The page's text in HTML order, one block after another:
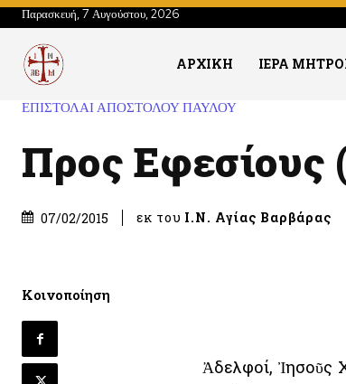
Παρασκευή, 7 Αυγούστου, 2026
ΑΡΧΙΚΗ ΙΕΡΑ
ΕΠΙΣΤΟΛΑΙ ΑΠΟΣΤΟΛΟΥ ΠΑΥΛΟΥ
Προς Εφεσίους
07/02/2015 εκ του Ι.Ν. Αγίας Βαρβάρας
Κοινοποίηση
Ἀδελφοί, Ἰησοῦς